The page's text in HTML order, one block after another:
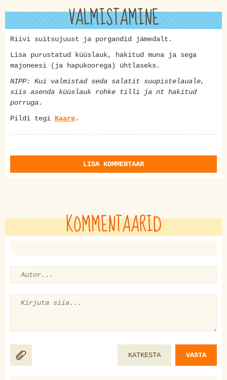
VALMISTAMINE
Riivi suitsujuust ja porgandid jämedalt.
Lisa purustatud küüslauk, hakitud muna ja sega
majoneesi (ja hapukoorega) ühtlaseks.
NIPP: Kui valmistad seda salatit suupistelauale,
siis asenda küüslauk rohke tilli ja nt hakitud
porruga.
Pildi tegi Kaare.
LISA KOMMENTAAR
KOMMENTAARID
KATKESTA VASTA